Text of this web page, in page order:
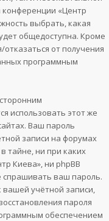
конференции «Центр
выбрать, какая
общедоступна. Кроме
отказаться от получения
программным
использовать этот же
Ваш пароль
записи на форумах
тайне, ни при каких
Киева», ни phpBB
спрашивать ваш пароль.
вашей учётной записи,
пароля
обеспечением